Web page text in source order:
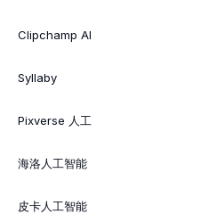
Clipchamp AI
Syllaby
Pixverse 人工
海洛人工智能
皮卡人工智能